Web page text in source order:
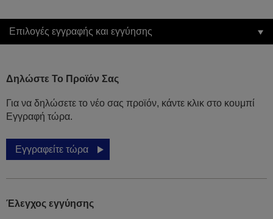
Επιλογές εγγραφής και εγγύησης
Δηλώστε Το Προϊόν Σας
Για να δηλώσετε το νέο σας προϊόν, κάντε κλικ στο κουμπί
Εγγραφή τώρα.
Εγγραφείτε τώρα
Έλεγχος εγγύησης